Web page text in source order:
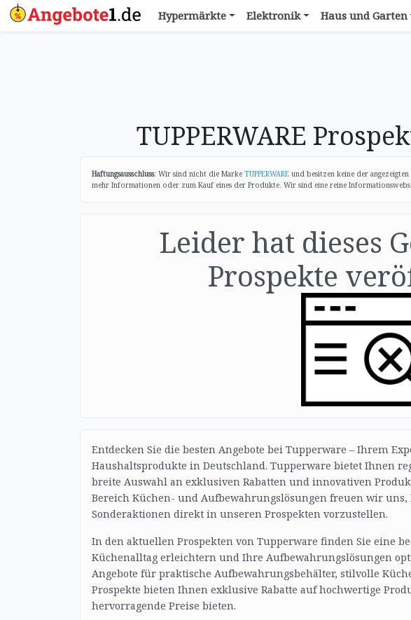
Hypermärkte Elektronik Haus und Garten
TUPPERWARE
Haftungsausschluss: Wir sind nicht die Marke TUPPERWARE und besitzen keine der
mehr Informationen oder zum Kauf eines der Produkte. Wir sind eine reine
Leider hat dieses
Prospekte
Entdecken Sie die besten Angebote bei Tupperware – Ihrem
Haushaltsprodukte in Deutschland. Tupperware bietet Ihnen
breite Auswahl an exklusiven Rabatten und innovativen
Bereich Küchen- und Aufbewahrungslösungen freuen wir
Sonderaktionen direkt in unseren Prospekten vorzustellen.
In den aktuellen Prospekten von Tupperware finden Sie eine
Küchenalltag erleichtern und Ihre Aufbewahrungslösungen
Angebote für praktische Aufbewahrungsbehälter, stilvolle
Prospekte bieten Ihnen exklusive Rabatte auf hochwertige
hervorragende Preise bieten.